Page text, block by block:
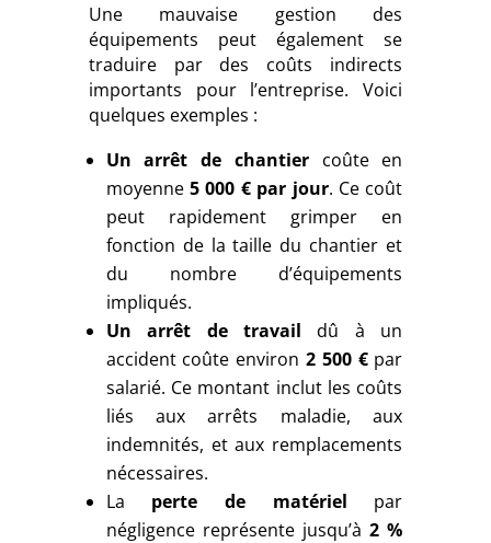
Une mauvaise gestion des
équipements peut également se
traduire par des coûts indirects
importants pour l’entreprise. Voici
quelques exemples :
Un arrêt de chantiercoûte en
moyenne5 000 € par jour. Ce coût
peut rapidement grimper en
fonction de la taille du chantier et
du nombre d’équipements
impliqués.
Un arrêt de travail dû à un
accident coûte environ 2 500 €par
salarié. Ce montant inclut les coûts
liés aux arrêts maladie, aux
indemnités, et aux remplacements
nécessaires.
La perte de matériel par
négligence représente jusqu’à2 %